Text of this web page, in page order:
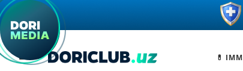
💊